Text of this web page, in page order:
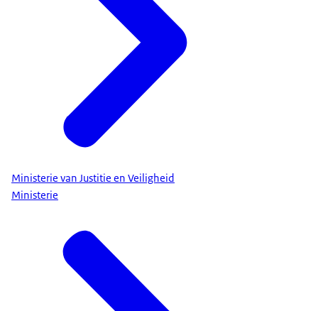
Ministerie van Justitie en Veiligheid
Ministerie